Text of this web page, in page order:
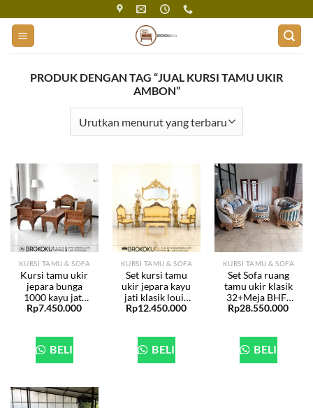
content
PRODUK DENGAN TAG “JUAL KURSI TAMU UKIR
AMBON”
KURSI TAMU & SOFA
Kursi tamu ukir
jepara bunga
1000 kayu jati
321 BHF-235
Rp7.450.000
BELI
KURSI TAMU & SOFA
Set kursi tamu
ukir jepara kayu
jati klasik louis
BHF-97
Rp12.450.000
BELI
KURSI TAMU & SOFA
Set Sofa ruang
tamu ukir klasik
32+Meja BHF-
49
Rp28.550.000
BELI